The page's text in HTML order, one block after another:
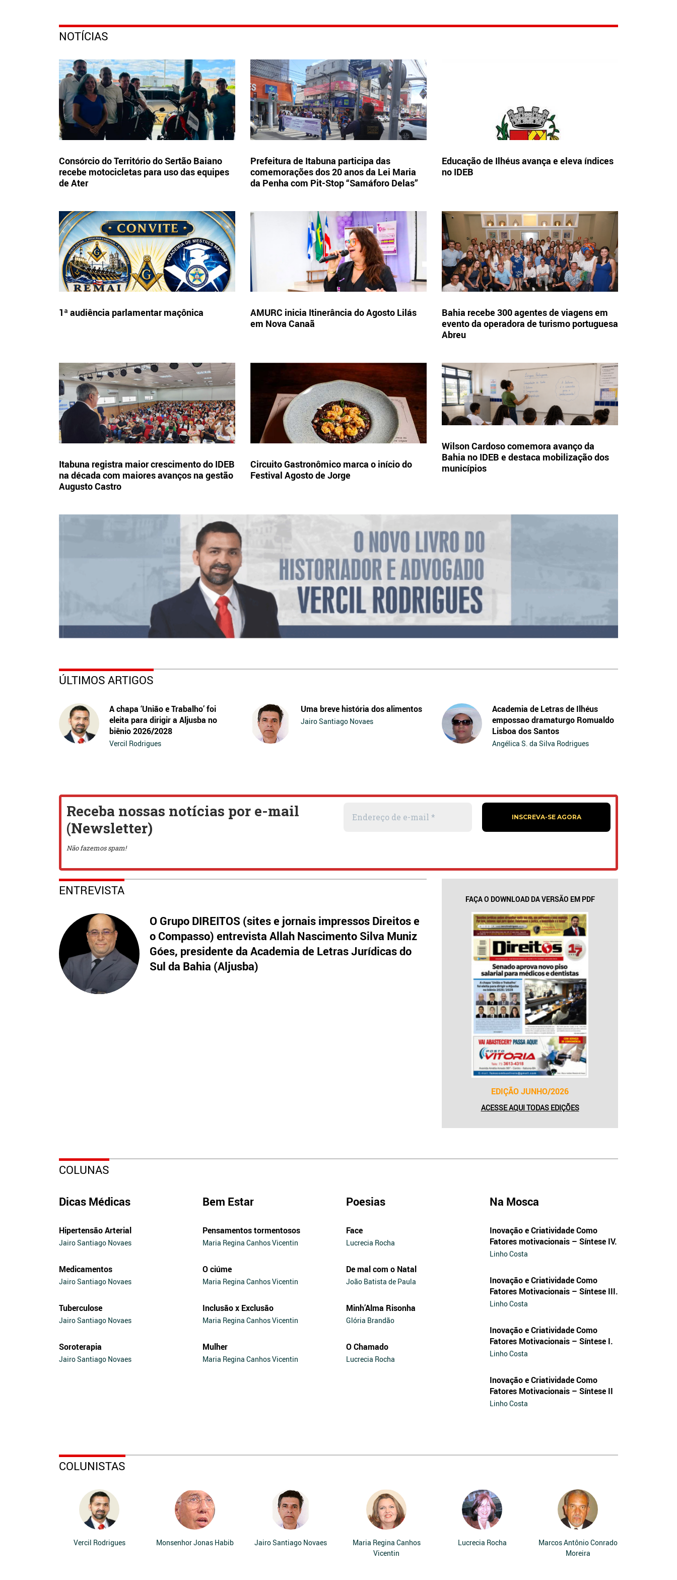
NOTÍCIAS
Consórcio do Território do Sertão Baiano
recebe motocicletas para uso das equipes
de Ater
Prefeitura de Itabuna participa das
comemorações dos 20 anos da Lei Maria
da Penha com Pit-Stop “Samáforo Delas”
Educação de Ilhéus avança e eleva índices
no IDEB
1ª audiência parlamentar maçônica
AMURC inicia Itinerância do Agosto Lilás
em Nova Canaã
Bahia recebe 300 agentes de viagens em
evento da operadora de turismo portuguesa
Abreu
Itabuna registra maior crescimento do IDEB
na década com maiores avanços na gestão
Augusto Castro
Circuito Gastronômico marca o início do
Festival Agosto de Jorge
Wilson Cardoso comemora avanço da
Bahia no IDEB e destaca mobilização dos
municípios
ÚLTIMOS ARTIGOS
A chapa ‘União e Trabalho’ foi
eleita para dirigir a Aljusba no
biênio 2026/2028
Vercil Rodrigues
Uma breve história dos alimentos
Jairo Santiago Novaes
Academia de Letras de Ilhéus
empossao dramaturgo Romualdo
Lisboa dos Santos
Angélica S. da Silva Rodrigues
ENTREVISTA
O Grupo DIREITOS (sites e jornais impressos Direitos e
o Compasso) entrevista Allah Nascimento Silva Muniz
Góes, presidente da Academia de Letras Jurídicas do
Sul da Bahia (Aljusba)
FAÇA O DOWNLOAD DA VERSÃO EM PDF
EDIÇÃO JUNHO/2026
ACESSE AQUI TODAS EDIÇÕES
COLUNAS
Dicas Médicas
Hipertensão Arterial
Jairo Santiago Novaes
Medicamentos
Jairo Santiago Novaes
Tuberculose
Jairo Santiago Novaes
Soroterapia
Jairo Santiago Novaes
Bem Estar
Pensamentos tormentosos
Maria Regina Canhos Vicentin
O ciúme
Maria Regina Canhos Vicentin
Inclusão x Exclusão
Maria Regina Canhos Vicentin
Mulher
Maria Regina Canhos Vicentin
Poesias
Face
Lucrecia Rocha
De mal com o Natal
João Batista de Paula
Minh’Alma Risonha
Glória Brandão
O Chamado
Lucrecia Rocha
Na Mosca
Inovação e Criatividade Como
Fatores motivacionais – Síntese IV.
Linho Costa
Inovação e Criatividade Como
Fatores Motivacionais – Síntese III.
Linho Costa
Inovação e Criatividade Como
Fatores Motivacionais – Síntese I.
Linho Costa
Inovação e Criatividade Como
Fatores Motivacionais – Síntese II
Linho Costa
COLUNISTAS
Vercil Rodrigues Monsenhor Jonas Habib Jairo Santiago Novaes
Maria Regina Canhos
Vicentin
Lucrecia Rocha
Marcos Antônio Conrado
Moreira